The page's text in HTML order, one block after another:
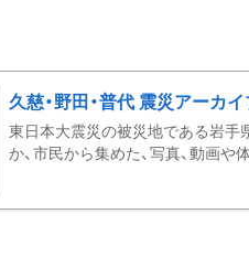
久慈・野田・普代 震災アーカ
東日本大震災の被災地である岩手
か、市民から集めた、写真、動画や